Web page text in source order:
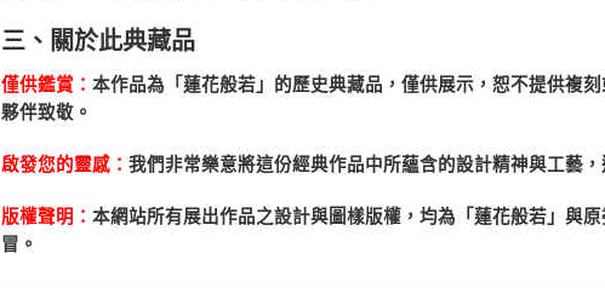
三、關於此典藏品
僅供鑑賞： 本作品為「蓮花般若」的歷史典藏品，僅供展示，恕不提供複
夥伴致敬。
啟發您的靈感： 我們非常樂意將這份經典作品中所蘊含的設計精神與工藝
版權聲明： 本網站所有展出作品之設計與圖樣版權，均為「蓮花般若」與
冒。